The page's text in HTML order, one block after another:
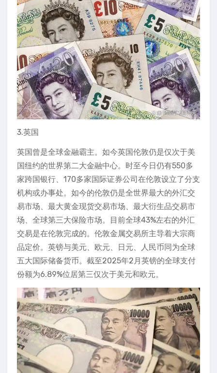
3.英国
英国曾是全球金融霸主。如今英国伦敦仍是仅次于美
国纽约的世界第二大金融中心。时至今日仍有550多
家跨国银行、170多家国际证券公司在伦敦设立了分支
机构或办事处。如今的伦敦仍是全世界最大的外汇交
易市场、最大黄金现货交易市场、最大衍生品交易市
场、全球第三大保险市场。目前全球43%左右的外汇
交易是在伦敦完成的。伦敦金属交易所主导着大宗商
品定价。英镑与美元、欧元、日元、人民币同为全球
五大国际储备货币。截至2025年2月英镑的全球支付
份额为6.89%位居第三仅次于美元和欧元。